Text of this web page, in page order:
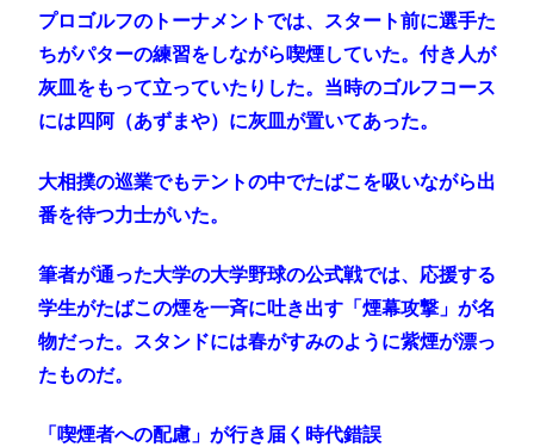
プロゴルフのトーナメントでは、スタート前に選手た
ちがパターの練習をしながら喫煙していた。付き人が
灰皿をもって立っていたりした。当時のゴルフコース
には四阿（あずまや）に灰皿が置いてあった。
大相撲の巡業でもテントの中でたばこを吸いながら出
番を待つ力士がいた。
筆者が通った大学の大学野球の公式戦では、応援する
学生がたばこの煙を一斉に吐き出す「煙幕攻撃」が名
物だった。スタンドには春がすみのように紫煙が漂っ
たものだ。
「喫煙者への配慮」が行き届く時代錯誤